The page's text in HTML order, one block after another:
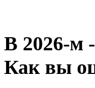
В 2026‑м
Как вы